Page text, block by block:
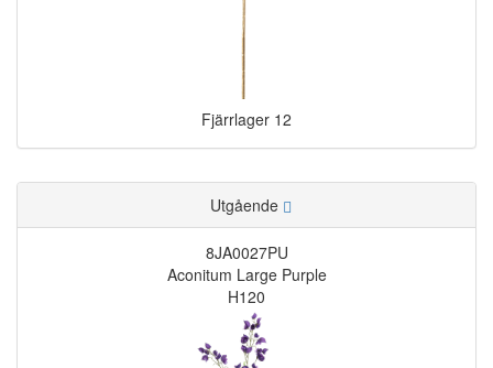
Fjärrlager 12
Utgående
8JA0027PU
Aconitum Large Purple
H120